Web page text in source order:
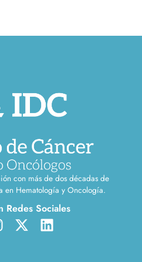
con más de dos décadas de
en Hematología y Oncología.
Redes Sociales